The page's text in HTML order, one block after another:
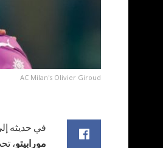
AC Milan's Olivier Giroud
في حديثه
مورابيتو،